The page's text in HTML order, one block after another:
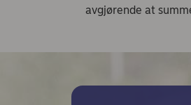
avgjørende at